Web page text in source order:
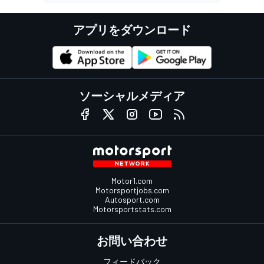
アプリをダウンロード
ソーシャルメディア
Motor1.com
Motorsportjobs.com
Autosport.com
Motorsportstats.com
お問い合わせ
フィードバック